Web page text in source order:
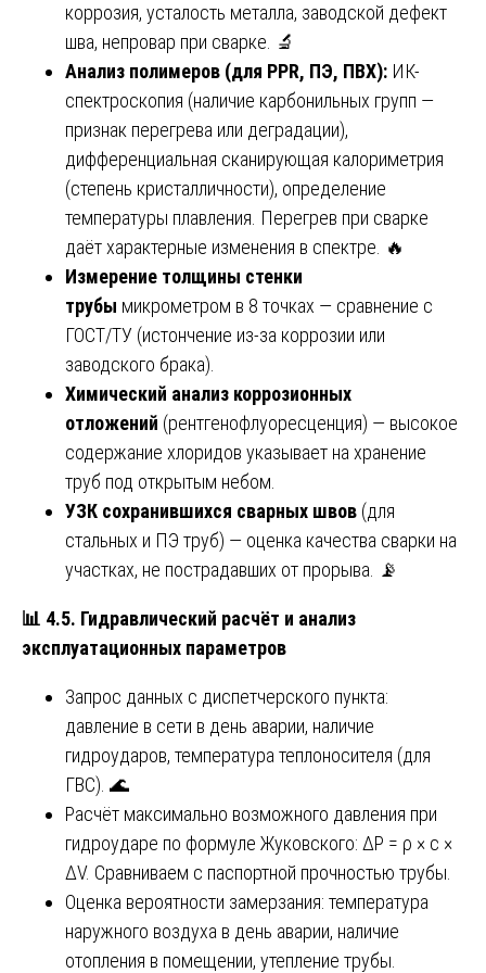
коррозия, усталость металла, заводской дефект
шва, непровар при сварке. 🔬
Анализ полимеров (для PPR, ПЭ, ПВХ): ИК-
спектроскопия (наличие карбонильных групп —
признак перегрева или деградации),
дифференциальная сканирующая калориметрия
(степень кристалличности), определение
температуры плавления. Перегрев при сварке
даёт характерные изменения в спектре. 🔥
Измерение толщины стенки
трубы микрометром в 8 точках — сравнение с
ГОСТ/ТУ (истончение из-за коррозии или
заводского брака).
Химический анализ коррозионных
отложений (рентгенофлуоресценция) — высокое
содержание хлоридов указывает на хранение
труб под открытым небом.
УЗК сохранившихся сварных швов (для
стальных и ПЭ труб) — оценка качества сварки на
участках, не пострадавших от прорыва. 📡
📊 4.5. Гидравлический расчёт и анализ
эксплуатационных параметров
Запрос данных с диспетчерского пункта:
давление в сети в день аварии, наличие
гидроударов, температура теплоносителя (для
ГВС). 🌊
Расчёт максимально возможного давления при
гидроударе по формуле Жуковского: ΔP = ρ × c ×
ΔV. Сравниваем с паспортной прочностью трубы.
Оценка вероятности замерзания: температура
наружного воздуха в день аварии, наличие
отопления в помещении, утепление трубы.